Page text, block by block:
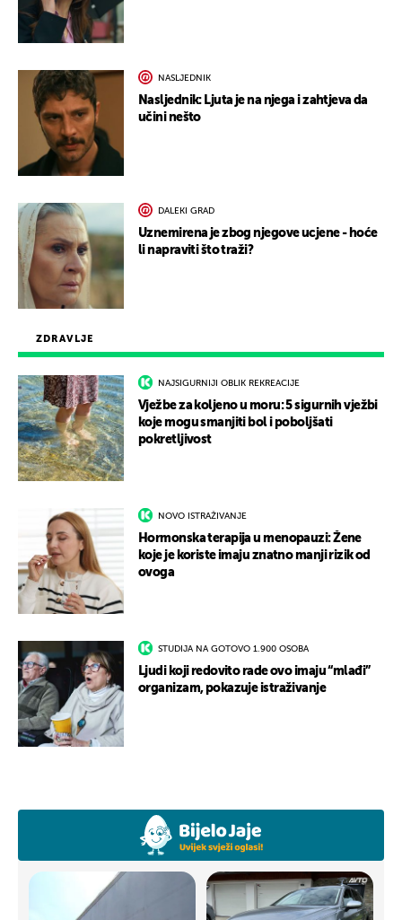
ZDRAVLJE
NAJSIGURNIJI OBLIK REKREACIJE
Vježbe za koljeno u moru: 5 sigurnih vježbi
koje mogu smanjiti bol i poboljšati
pokretljivost
NOVO ISTRAŽIVANJE
Hormonska terapija u menopauzi: Žene
koje je koriste imaju znatno manji rizik od
ovoga
STUDIJA NA GOTOVO 1.900 OSOBA
Ljudi koji redovito rade ovo imaju “mlađi”
organizam, pokazuje istraživanje
NASLJEDNIK
Nasljednik: Ljuta je na njega i zahtjeva da
učini nešto
DALEKI GRAD
Uznemirena je zbog njegove ucjene - hoće
li napraviti što traži?